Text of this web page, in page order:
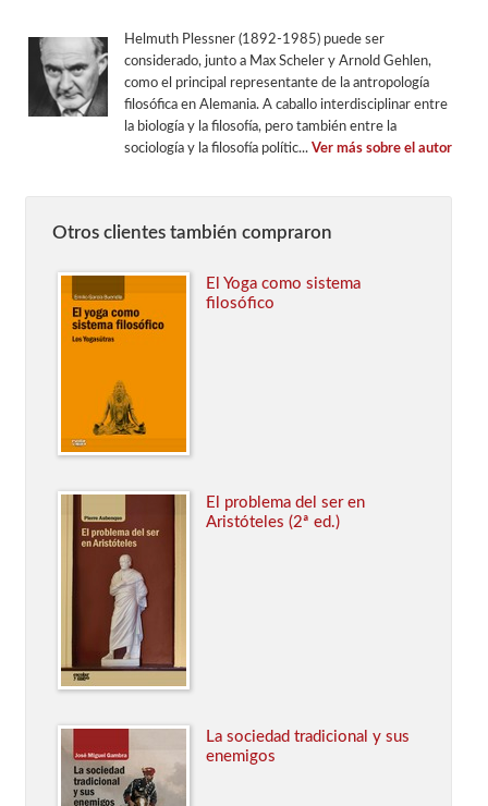
Helmuth Plessner (1892-1985) puede ser
considerado, junto a Max Scheler y Arnold Gehlen,
como el principal representante de la antropología
filosófica en Alemania. A caballo interdisciplinar entre
la biología y la filosofía, pero también entre la
sociología y la filosofía polític... Ver más sobre el autor
Otros clientes también compraron
El Yoga como sistema
filosófico
El problema del ser en
Aristóteles (2ª ed.)
La sociedad tradicional y sus
enemigos